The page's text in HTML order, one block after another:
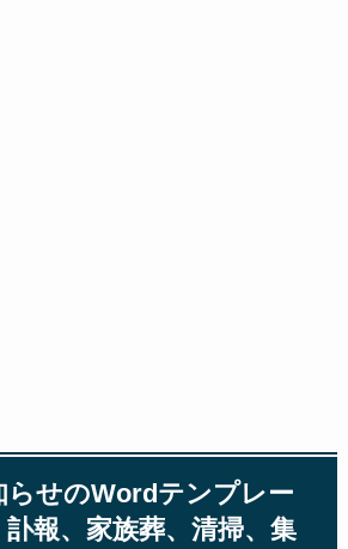
らせのWordテンプレー
訃報、家族葬、清掃、集